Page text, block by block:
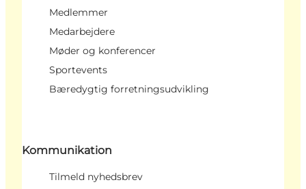
Medlemmer
Medarbejdere
Møder og konferencer
Sportevents
Bæredygtig forretningsudvikling
Kommunikation
Tilmeld nyhedsbrev